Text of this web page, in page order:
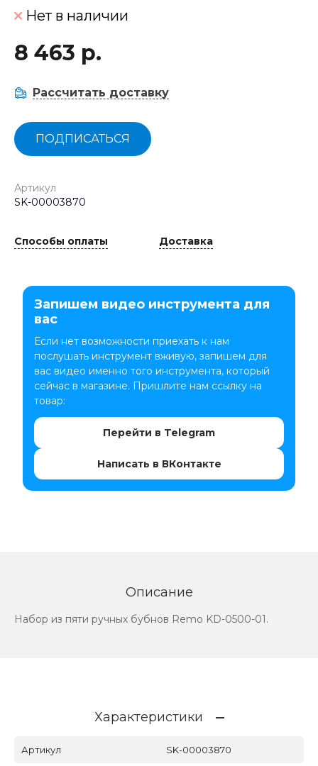
Нет в наличии
8 463 р.
Рассчитать доставку
ПОДПИСАТЬСЯ
Артикул
SK-00003870
Способы оплаты Доставка
Запишем видео инструмента для
вас
Если нет возможности приехать к нам
послушать инструмент вживую, запишем для
вас видео именно того инструмента, который
сейчас в магазине. Пришлите нам ссылку на
товар:
Перейти в Telegram
Написать в ВКонтакте
Описание
Набор из пяти ручных бубнов Remo KD-0500-01.
Характеристики
Артикул SK-00003870